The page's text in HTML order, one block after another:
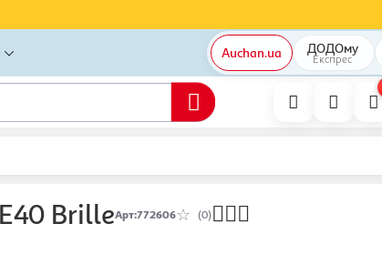
Auchan.ua ДОДОму
Експрес
BrilleАрт:772606 (0)